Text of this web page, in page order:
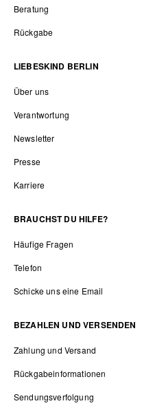
Beratung
Rückgabe
LIEBESKIND BERLIN
Über uns
Verantwortung
Newsletter
Presse
Karriere
BRAUCHST DU HILFE?
Häufige Fragen
Telefon
Schicke uns eine Email
BEZAHLEN UND VERSENDEN
Zahlung und Versand
Rückgabeinformationen
Sendungsverfolgung